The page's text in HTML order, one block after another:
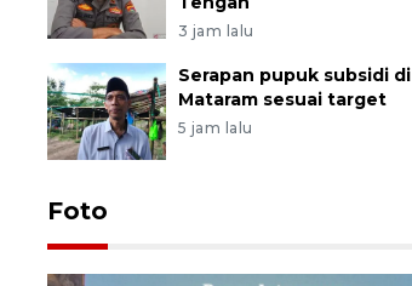
3 jam lalu
Serapan pupuk subsidi di
Mataram sesuai target
5 jam lalu
Foto